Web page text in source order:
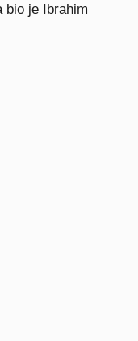
bio je Ibrahim